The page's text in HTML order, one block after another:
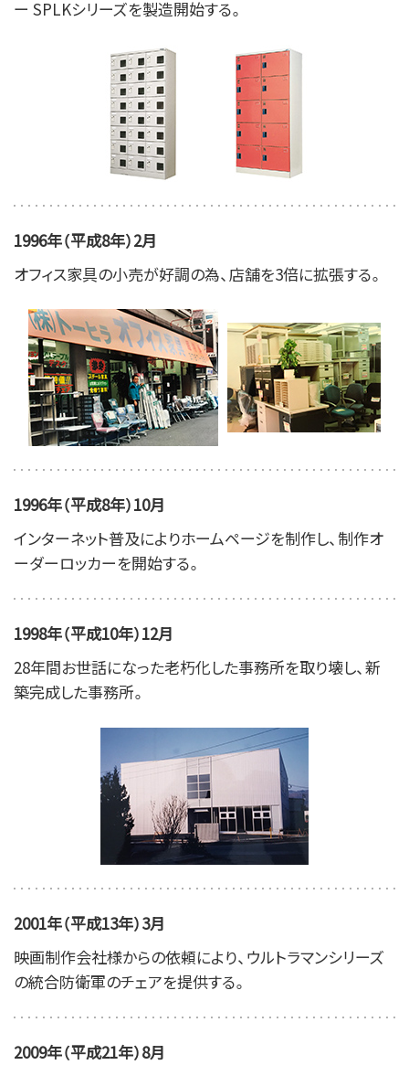
ー SPLKシリーズを製造開始する。
1996年（平成8年）2月
オフィス家具の小売が好調の為、店舗を3倍に拡張する。
1996年（平成8年）10月
インターネット普及によりホームページを制作し、制作オ
ーダーロッカーを開始する。
1998年（平成10年）12月
28年間お世話になった老朽化した事務所を取り壊し、新
築完成した事務所。
2001年（平成13年）3月
映画制作会社様からの依頼により、ウルトラマンシリーズ
の統合防衛軍のチェアを提供する。
2009年（平成21年）8月